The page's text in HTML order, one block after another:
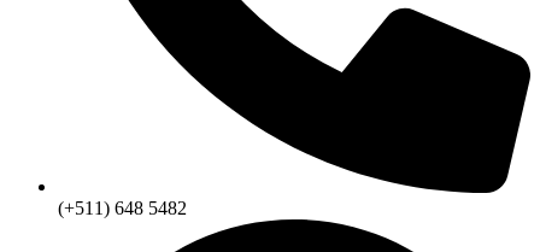
(+511) 648 5482